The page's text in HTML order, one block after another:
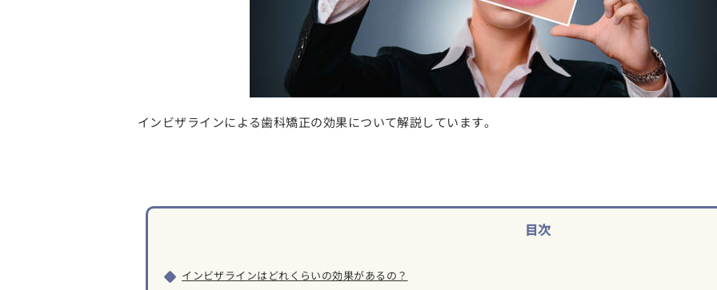
インビザラインによる歯科矯正の効果について解説しています。
目次
インビザラインはどれくらいの効果があるの？